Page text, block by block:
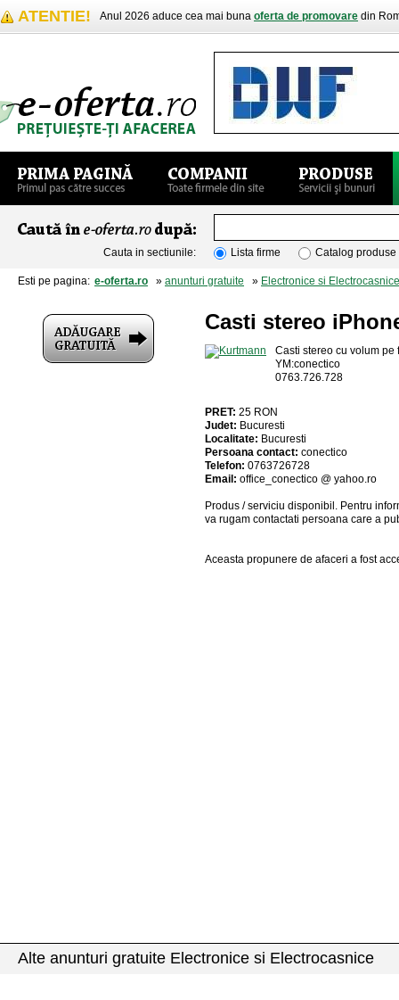
ATENTIE! Anul 2026 aduce cea mai buna oferta de promovare din
Cauta in sectiunile: Lista firme Catalog produse
Esti pe pagina: e-oferta.ro » anunturi gratuite » Electronice si Electrocasnice
Casti stereo
Casti stereo cu volum
YM:conectico
0763.726.728
PRET: 25 RON
Judet: Bucuresti
Localitate: Bucuresti
Persoana contact: conectico
Telefon: 0763726728
Email: office_conectico @ yahoo.ro
Produs / serviciu disponibil . Pentru
va rugam contactati persoana care a
Aceasta propunere de afaceri a fost
Alte anunturi gratuite Electronice si Electrocasnice